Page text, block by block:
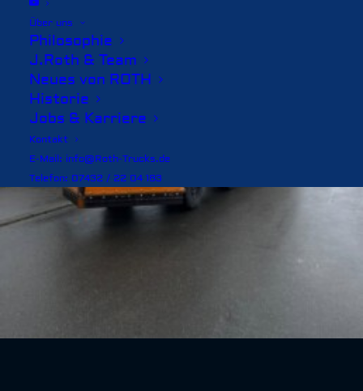
Über uns
Philosophie
J.Roth & Team
Neues von ROTH
Historie
Jobs & Karriere
Kontakt
E-Mail: info@Roth-Trucks.de
Telefon: 07432 / 22 04 183